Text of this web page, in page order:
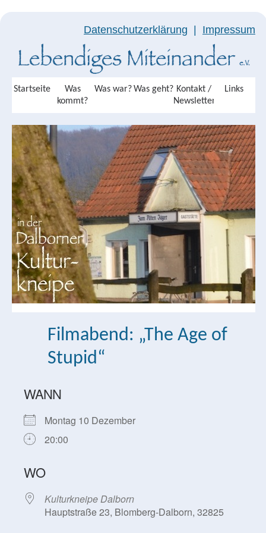
Datenschutzerklärung Impressum
Startseite
Was
kommt?
Was war? Was geht? Kontakt /
Newsletter
Links
Filmabend: „The Age of
Stupid“
WANN
Montag 10 Dezember
20:00
WO
Kulturkneipe Dalborn
Hauptstraße 23, Blomberg-Dalborn, 32825